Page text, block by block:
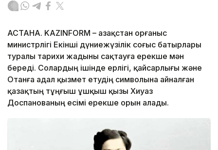
АСТАНА. KAZINFORM – Қазақстан Қорғаныс
министрлігі Екінші дүниежүзілік соғыс батырлары
туралы тарихи жадыны сақтауға ерекше мән
береді. Солардың ішінде ерлігі, қайсарлығы және
Отанға адал қызмет етудің символына айналған
қазақтың тұңғыш ұшқыш қызы Хиуаз
Доспанованың есімі ерекше орын алады.